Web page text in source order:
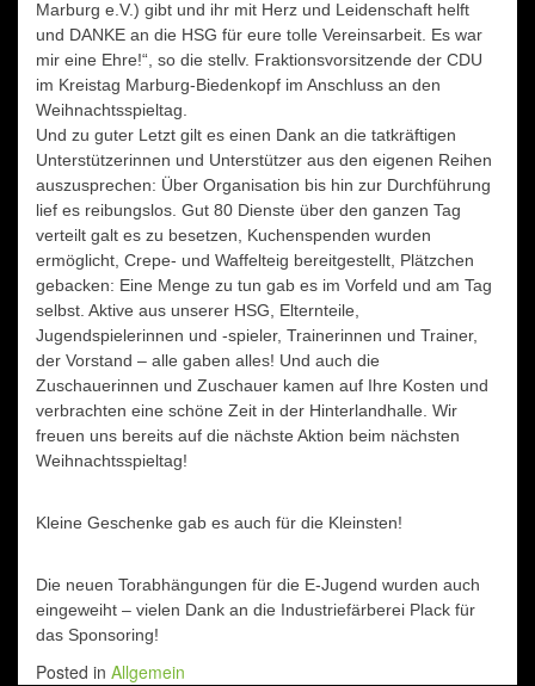
Marburg e.V.) gibt und ihr mit Herz und Leidenschaft helft
und DANKE an die HSG für eure tolle Vereinsarbeit. Es war
mir eine Ehre!“, so die stellv. Fraktionsvorsitzende der CDU
im Kreistag Marburg-Biedenkopf im Anschluss an den
Weihnachtsspieltag.
Und zu guter Letzt gilt es einen Dank an die tatkräftigen
Unterstützerinnen und Unterstützer aus den eigenen Reihen
auszusprechen: Über Organisation bis hin zur Durchführung
lief es reibungslos. Gut 80 Dienste über den ganzen Tag
verteilt galt es zu besetzen, Kuchenspenden wurden
ermöglicht, Crepe- und Waffelteig bereitgestellt, Plätzchen
gebacken: Eine Menge zu tun gab es im Vorfeld und am Tag
selbst. Aktive aus unserer HSG, Elternteile,
Jugendspielerinnen und -spieler, Trainerinnen und Trainer,
der Vorstand – alle gaben alles! Und auch die
Zuschauerinnen und Zuschauer kamen auf Ihre Kosten und
verbrachten eine schöne Zeit in der Hinterlandhalle. Wir
freuen uns bereits auf die nächste Aktion beim nächsten
Weihnachtsspieltag!
Kleine Geschenke gab es auch für die Kleinsten!
Die neuen Torabhängungen für die E-Jugend wurden auch
eingeweiht – vielen Dank an die Industriefärberei Plack für
das Sponsoring!
Posted in Allgemein